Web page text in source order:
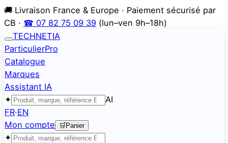
🚚 Livraison France & Europe · Paiement sécurisé par
CB · ☎ 07 82 75 09 39 (lun–ven 9h–18h)
TECHNETIA
ParticulierPro
Catalogue
Marques
Assistant IA
✦
AI
FR·EN
Mon compte
🛒 Panier
✦